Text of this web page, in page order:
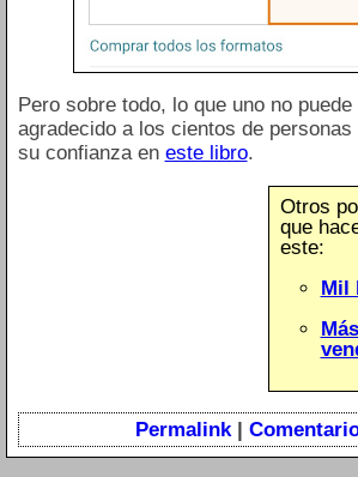
Pero sobre todo, lo que uno no
agradecido a los cientos de personas
su confianza en este libro.
Otros
que
este:
Mil
Permalink|